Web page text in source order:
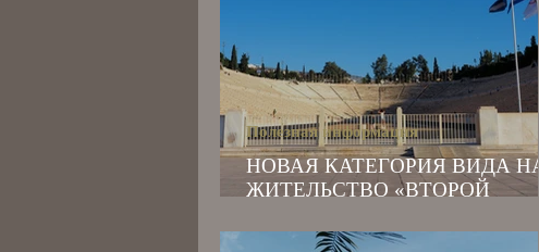
НОВАЯ КАТЕГОРИЯ ВИДА НА
ЖИТЕЛЬСТВО «ВТОРОЙ
Полезная информация